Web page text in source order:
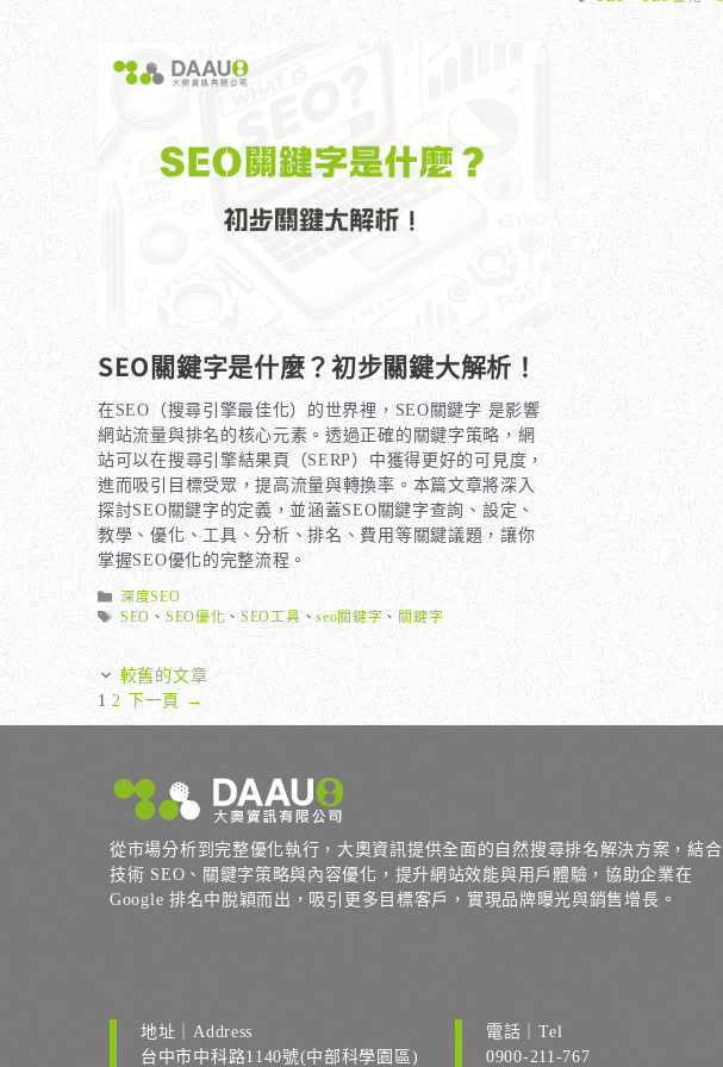
SEO關鍵字是什麼？初步關鍵大解析！
在SEO（搜尋引擎最佳化）的世界裡，SEO關鍵字 是影響
網站流量與排名的核心元素。透過正確的關鍵字策略，網
站可以在搜尋引擎結果頁（SERP）中獲得更好的可見度，
進而吸引目標受眾，提高流量與轉換率。本篇文章將深入
探討SEO關鍵字的定義，並涵蓋SEO關鍵字查詢、設定、
教學、優化、工具、分析、排名、費用等關鍵議題，讓你
掌握SEO優化的完整流程。
分
類
深度SEO
標
SEO 、 SEO優化 、SEO工具 、seo關鍵字 、 關鍵字
較舊的文章
頁
面
1 頁
面
2 下一頁 →
從市場分析到完整優化執行，大奧資訊提供全面的自然搜尋排名解決方案，結合
技術 SEO、關鍵字策略與內容優化，提升網站效能與用戶體驗，協助企業在
Google 排名中脫穎而出，吸引更多目標客戶，實現品牌曝光與銷售增長。
地址｜Address
台中市中科路1140號(中部科學園區)
電話｜Tel
0900-211-767